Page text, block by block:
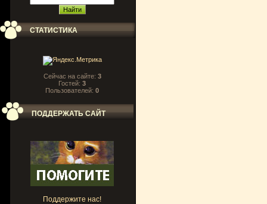
СТАТИСТИКА
Сейчас на сайте: 3
Гостей: 3
Пользователей: 0
ПОДДЕРЖАТЬ САЙТ
Поддержите нас!